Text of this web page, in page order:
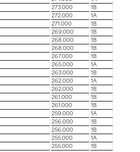
273.000
1B
272.000
1A
271.000
1B
269.000
1B
268.000
1B
268.000
1B
267.000
1B
265.000
1A
263.000
1B
262.000
1A
262.000
1B
261.000
1B
261.000
1B
259.000
1A
256.000
1B
256.000
1B
255.000
1A
255.000
1B